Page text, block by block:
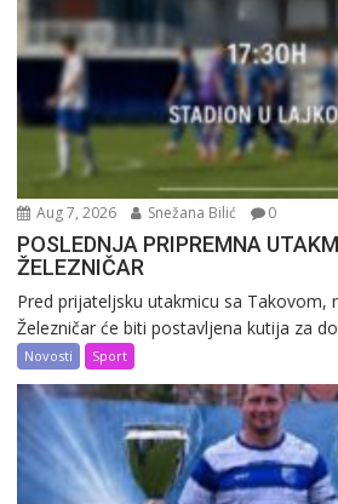
Aug 7, 2026 Snežana Bilić 0
POSLEDNJA PRIPREMNA
ŽELEZNIČAR
Pred prijateljsku utakmicu sa Takovom,
Železničar će biti postavljena kutija za
Novosti Sport